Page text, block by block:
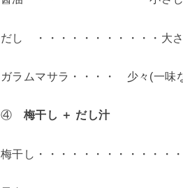
だし ・・・・・・・・・・・大さ
ガラムマサラ・・・・ 少々(一味
④ 梅干し ＋ だし汁
梅干し・・・・・・・・・・・・